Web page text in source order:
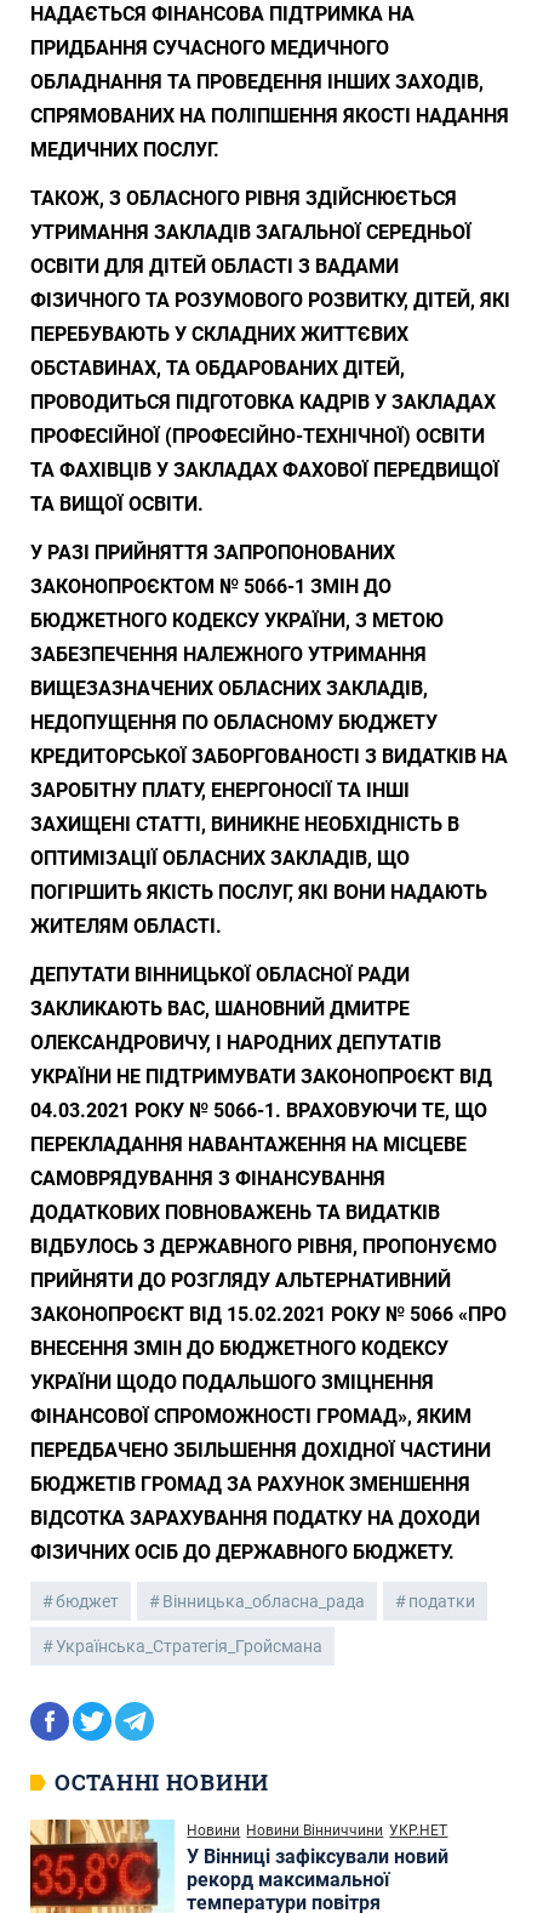
НАДАЄТЬСЯ ФІНАНСОВА ПІДТРИМКА НА
ПРИДБАННЯ СУЧАСНОГО МЕДИЧНОГО
ОБЛАДНАННЯ ТА ПРОВЕДЕННЯ ІНШИХ ЗАХОДІВ,
СПРЯМОВАНИХ НА ПОЛІПШЕННЯ ЯКОСТІ НАДАННЯ
МЕДИЧНИХ ПОСЛУГ.
ТАКОЖ, З ОБЛАСНОГО РІВНЯ ЗДІЙСНЮЄТЬСЯ
УТРИМАННЯ ЗАКЛАДІВ ЗАГАЛЬНОЇ СЕРЕДНЬОЇ
ОСВІТИ ДЛЯ ДІТЕЙ ОБЛАСТІ З ВАДАМИ
ФІЗИЧНОГО ТА РОЗУМОВОГО РОЗВИТКУ, ДІТЕЙ, ЯКІ
ПЕРЕБУВАЮТЬ У СКЛАДНИХ ЖИТТЄВИХ
ОБСТАВИНАХ, ТА ОБДАРОВАНИХ ДІТЕЙ,
ПРОВОДИТЬСЯ ПІДГОТОВКА КАДРІВ У ЗАКЛАДАХ
ПРОФЕСІЙНОЇ (ПРОФЕСІЙНО-ТЕХНІЧНОЇ) ОСВІТИ
ТА ФАХІВЦІВ У ЗАКЛАДАХ ФАХОВОЇ ПЕРЕДВИЩОЇ
ТА ВИЩОЇ ОСВІТИ.
У РАЗІ ПРИЙНЯТТЯ ЗАПРОПОНОВАНИХ
ЗАКОНОПРОЄКТОМ № 5066-1 ЗМІН ДО
БЮДЖЕТНОГО КОДЕКСУ УКРАЇНИ, З МЕТОЮ
ЗАБЕЗПЕЧЕННЯ НАЛЕЖНОГО УТРИМАННЯ
ВИЩЕЗАЗНАЧЕНИХ ОБЛАСНИХ ЗАКЛАДІВ,
НЕДОПУЩЕННЯ ПО ОБЛАСНОМУ БЮДЖЕТУ
КРЕДИТОРСЬКОЇ ЗАБОРГОВАНОСТІ З ВИДАТКІВ НА
ЗАРОБІТНУ ПЛАТУ, ЕНЕРГОНОСІЇ ТА ІНШІ
ЗАХИЩЕНІ СТАТТІ, ВИНИКНЕ НЕОБХІДНІСТЬ В
ОПТИМІЗАЦІЇ ОБЛАСНИХ ЗАКЛАДІВ, ЩО
ПОГІРШИТЬ ЯКІСТЬ ПОСЛУГ, ЯКІ ВОНИ НАДАЮТЬ
ЖИТЕЛЯМ ОБЛАСТІ.
ДЕПУТАТИ ВІННИЦЬКОЇ ОБЛАСНОЇ РАДИ
ЗАКЛИКАЮТЬ ВАС, ШАНОВНИЙ ДМИТРЕ
ОЛЕКСАНДРОВИЧУ, І НАРОДНИХ ДЕПУТАТІВ
УКРАЇНИ НЕ ПІДТРИМУВАТИ ЗАКОНОПРОЄКТ ВІД
04.03.2021 РОКУ № 5066-1. ВРАХОВУЮЧИ ТЕ, ЩО
ПЕРЕКЛАДАННЯ НАВАНТАЖЕННЯ НА МІСЦЕВЕ
САМОВРЯДУВАННЯ З ФІНАНСУВАННЯ
ДОДАТКОВИХ ПОВНОВАЖЕНЬ ТА ВИДАТКІВ
ВІДБУЛОСЬ З ДЕРЖАВНОГО РІВНЯ, ПРОПОНУЄМО
ПРИЙНЯТИ ДО РОЗГЛЯДУ АЛЬТЕРНАТИВНИЙ
ЗАКОНОПРОЄКТ ВІД 15.02.2021 РОКУ № 5066 «ПРО
ВНЕСЕННЯ ЗМІН ДО БЮДЖЕТНОГО КОДЕКСУ
УКРАЇНИ ЩОДО ПОДАЛЬШОГО ЗМІЦНЕННЯ
ФІНАНСОВОЇ СПРОМОЖНОСТІ ГРОМАД», ЯКИМ
ПЕРЕДБАЧЕНО ЗБІЛЬШЕННЯ ДОХІДНОЇ ЧАСТИНИ
БЮДЖЕТІВ ГРОМАД ЗА РАХУНОК ЗМЕНШЕННЯ
ВІДСОТКА ЗАРАХУВАННЯ ПОДАТКУ НА ДОХОДИ
ФІЗИЧНИХ ОСІБ ДО ДЕРЖАВНОГО БЮДЖЕТУ.
бюджет Вінницька_обласна_рада податки
Українська_Стратегія_Гройсмана
ОСТАННІ НОВИНИ
Новини Новини Вінниччини УКР.НЕТ
У Вінниці зафіксували новий
рекорд максимальної
температури повітря